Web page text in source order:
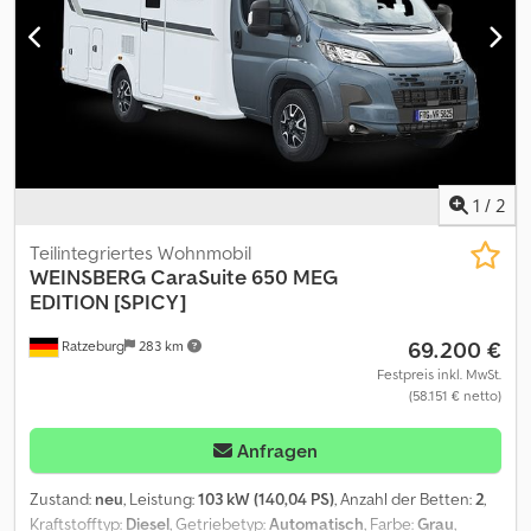
1 / 2
Ratzeburg 283 km
Teilintegriertes Wohnmobil
WEINSBERGCaraSuite 650 MEG
EDITION [SPICY]
69.200 €
Festpreis inkl. MwSt.
(58.151 € netto)
Anfragen
Zustand: neu, Leistung:103 kW (140,04 PS), Anzahl der Betten: 2,
Kraftstofftyp: Diesel , Getriebetyp:Automatisch , Farbe:Grau